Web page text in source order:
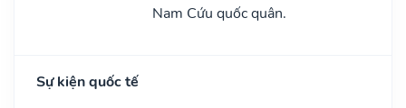
Nam Cứu quốc quân.
Sự kiện quốc tế